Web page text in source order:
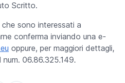
Scritto.
sono interessati a
conferma inviando una e-
oppure, per maggiori dettagli,
06.86.325.149.